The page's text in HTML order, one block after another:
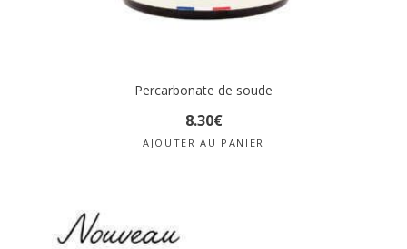
Percarbonate de soude
8.30€
AJOUTER AU PANIER